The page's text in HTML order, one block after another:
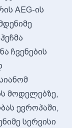
AEG-ის
ჩვენების
მოდელებზე,
ევროპაში,
სერვისი